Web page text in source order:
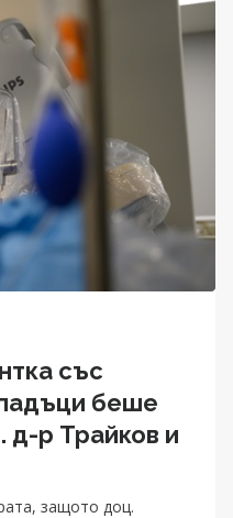
със
беше
д-р Трайков и
защото доц.